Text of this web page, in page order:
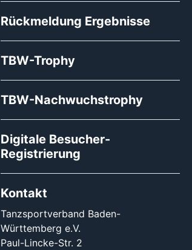
Rückmeldung Ergebnisse
TBW-Trophy
TBW-Nachwuchstrophy
Digitale Besucher-
Registrierung
Kontakt
Tanzsportverband Baden-
Württemberg e.V.
Paul-Lincke-Str. 2